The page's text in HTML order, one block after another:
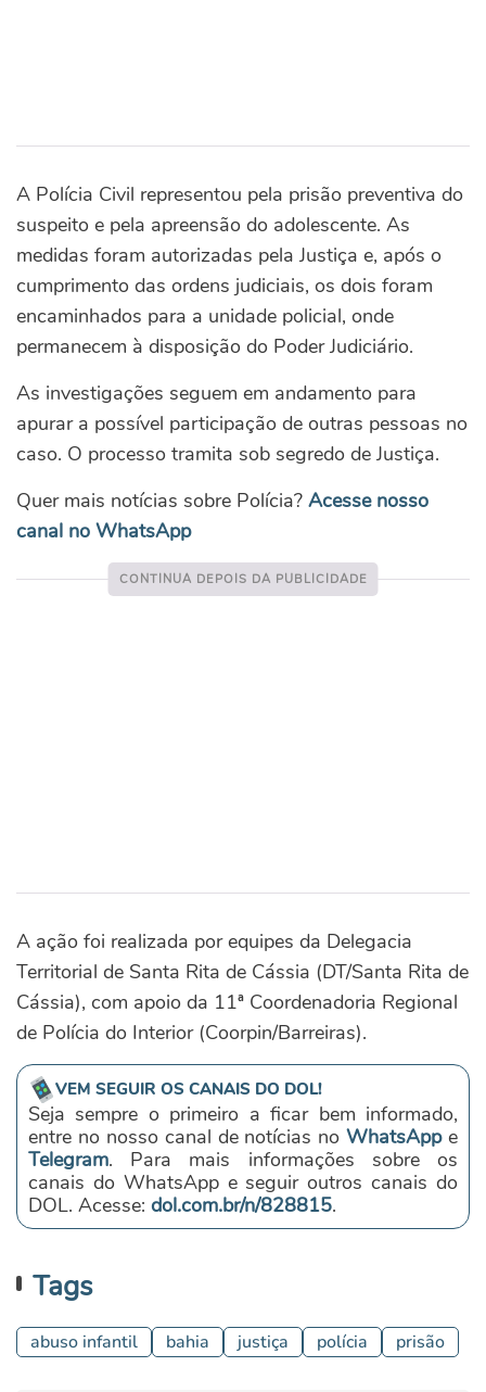
A Polícia Civil representou pela prisão preventiva do
suspeito e pela apreensão do adolescente. As
medidas foram autorizadas pela Justiça e, após o
cumprimento das ordens judiciais, os dois foram
encaminhados para a unidade policial, onde
permanecem à disposição do Poder Judiciário.
As investigações seguem em andamento para
apurar a possível participação de outras pessoas no
caso. O processo tramita sob segredo de Justiça.
Quer mais notícias sobre Polícia? Acesse nosso
canal no WhatsApp
A ação foi realizada por equipes da Delegacia
Territorial de Santa Rita de Cássia (DT/Santa Rita de
Cássia), com apoio da 11ª Coordenadoria Regional
de Polícia do Interior (Coorpin/Barreiras).
VEM SEGUIR OS CANAIS DO DOL!
Seja sempre o primeiro a ficar bem informado,
entre no nosso canal de notícias noWhatsAppe
Telegram. Para mais informações sobre os
canais do WhatsApp e seguir outros canais do
DOL. Acesse: dol.com.br/n/828815.
Tags
abuso infantil bahia justiça polícia prisão